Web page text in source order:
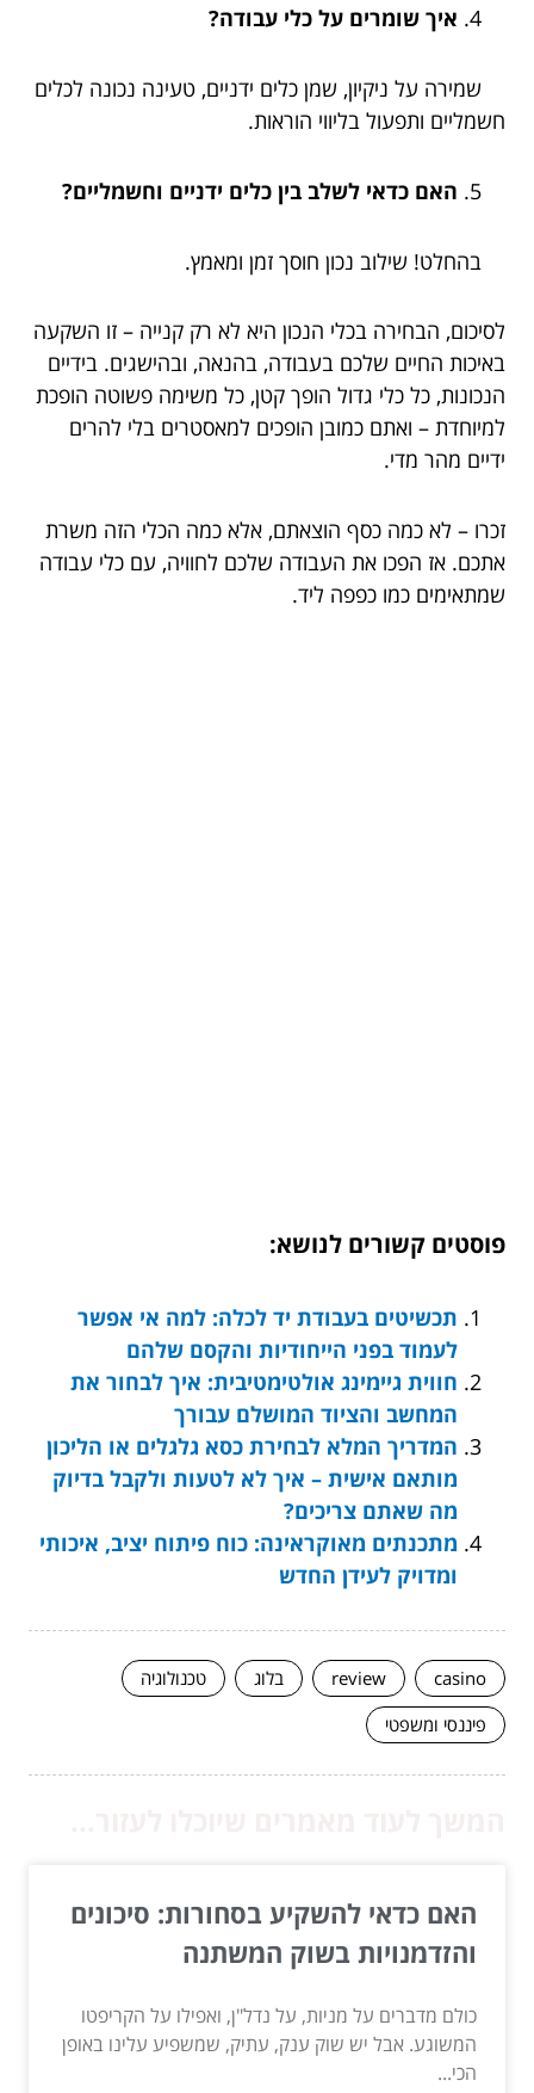
איך שומרים על כלי עבודה?
שמירה על ניקיון, שמן כלים ידניים, טעינה נכונה לכלים
חשמליים ותפעול בליווי הוראות.
האם כדאי לשלב בין כלים ידניים וחשמליים?
בהחלט! שילוב נכון חוסך זמן ומאמץ.
לסיכום, הבחירה בכלי הנכון היא לא רק קנייה – זו השקעה
באיכות החיים שלכם בעבודה, בהנאה, ובהישגים. בידיים
הנכונות, כל כלי גדול הופך קטן, כל משימה פשוטה הופכת
למיוחדת – ואתם כמובן הופכים למאסטרים בלי להרים
ידיים מהר מדי.
זכרו – לא כמה כסף הוצאתם, אלא כמה הכלי הזה משרת
אתכם. אז הפכו את העבודה שלכם לחוויה, עם כלי עבודה
שמתאימים כמו כפפה ליד.
פוסטים קשורים לנושא:
תכשיטים בעבודת יד לכלה: למה אי אפשר
לעמוד בפני הייחודיות והקסם שלהם
חווית גיימינג אולטימטיבית: איך לבחור את
המחשב והציוד המושלם עבורך
המדריך המלא לבחירת כסא גלגלים או הליכון
מותאם אישית – איך לא לטעות ולקבל בדיוק
מה שאתם צריכים?
מתכנתים מאוקראינה: כוח פיתוח יציב, איכותי
ומדויק לעידן החדש
casino
review בלוג
טכנולוגיה
פיננסי ומשפטי
האם כדאי להשקיע בסחורות: סיכונים
והזדמנויות בשוק המשתנה
כולם מדברים על מניות, על נדל"ן, ואפילו על הקריפטו
המשוגע. אבל יש שוק ענק, עתיק, שמשפיע עלינו באופן
הכי...